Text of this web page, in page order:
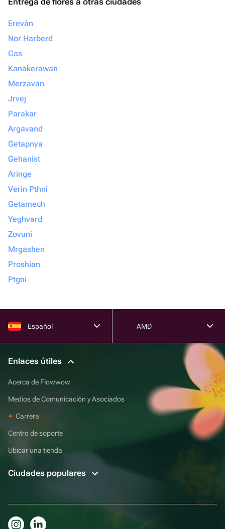
Ereván
Nor Harberd
Cas
Kanakerawan
Merzavan
Jrvej
Parakar
Argavand
Getapnya
Gehanist
Aringe
Verin Pthni
Getamech
Yeghvard
Zovuni
Mrgashen
Proshian
Ptgni
Español AMD
Enlaces útiles
Acerca de Flowwow
Medios de Comunicación y Asociados
Carrera
Centro de soporte
Ubicar una tienda
Ciudades populares